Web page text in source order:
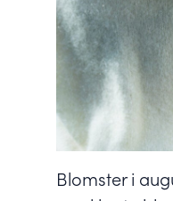
Blomster i